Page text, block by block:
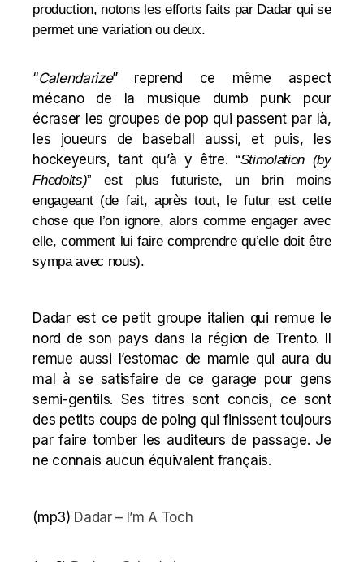
production, notons les efforts faits par Dadar qui se
permet une variation ou deux.
“Calendarize” reprend ce même aspect
mécano de la musique dumb punk pour
écraser les groupes de pop qui passent par là,
les joueurs de baseball aussi, et puis, les
hockeyeurs, tant qu’à y être.“Stimolation (by
Fhedolts)” est plus futuriste, un brin moins
engageant (de fait, après tout, le futur est cette
chose que l’on ignore, alors comme engager avec
elle, comment lui faire comprendre qu’elle doit être
sympa avec nous).
Dadar est ce petit groupe italien qui remue le
nord de son pays dans la région de Trento. Il
remue aussi l’estomac de mamie qui aura du
mal à se satisfaire de ce garage pour gens
semi-gentils. Ses titres sont concis, ce sont
des petits coups de poing qui finissent toujours
par faire tomber les auditeurs de passage. Je
ne connais aucun équivalent français.
(mp3) Dadar – I’m A Toch